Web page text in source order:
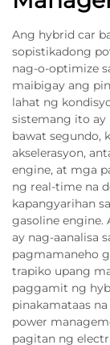
Ang hybrid car
sopistikadong
nag-o-optimize
maibigay ang
lahat ng
sistemang ito ay
bawat segundo,
akselerasyon,
engine, at mga
ng real-time na
kapangyarihan
gasoline
ay nag-aanalisa
pagmamaneho
trapiko upang
paggamit ng
pinakamataas
power
pagitan ng